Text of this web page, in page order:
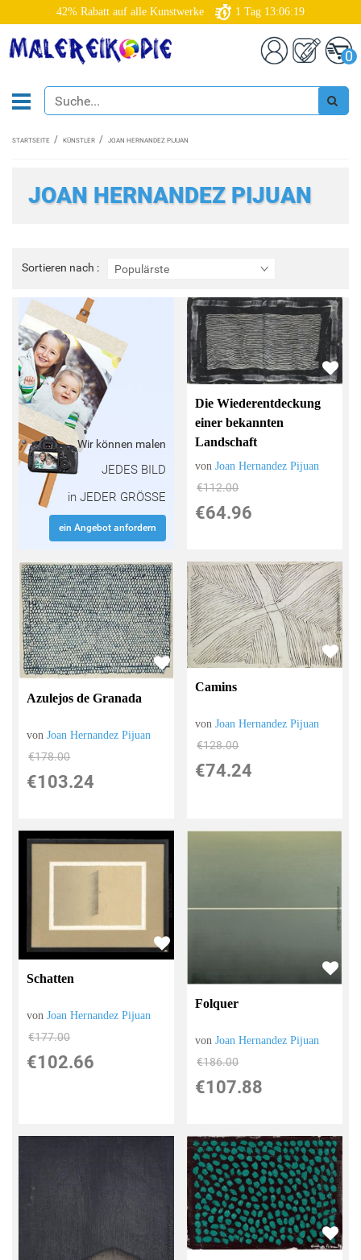
42% Rabatt auf alle Kunstwerke 1 Tag 13:06:18
0
STARTSEITE KÜNSTLER JOAN HERNANDEZ PIJUAN
JOAN HERNANDEZ PIJUAN
Sortieren nach : Populärste
Sortieren
nach
Wir können malen
JEDES BILD
in JEDER GRÖSSE
ein Angebot anfordern
Die Wiederentdeckung
einer bekannten
Landschaft
vonJoan Hernandez Pijuan
€112.00
€64.96
Azulejos de Granada
vonJoan Hernandez Pijuan
€178.00
€103.24
Camins
vonJoan Hernandez Pijuan
€128.00
€74.24
Schatten
vonJoan Hernandez Pijuan
€177.00
€102.66
Folquer
vonJoan Hernandez Pijuan
€186.00
€107.88